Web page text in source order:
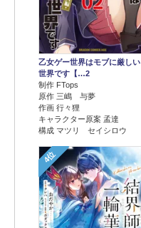
乙女ゲー世界はモブに厳しい
世界です【…2
制作 FTops
原作 三嶋 与夢
作画 行々狸
キャラクター原案 孟達
構成 マツリ セイシロウ
4位